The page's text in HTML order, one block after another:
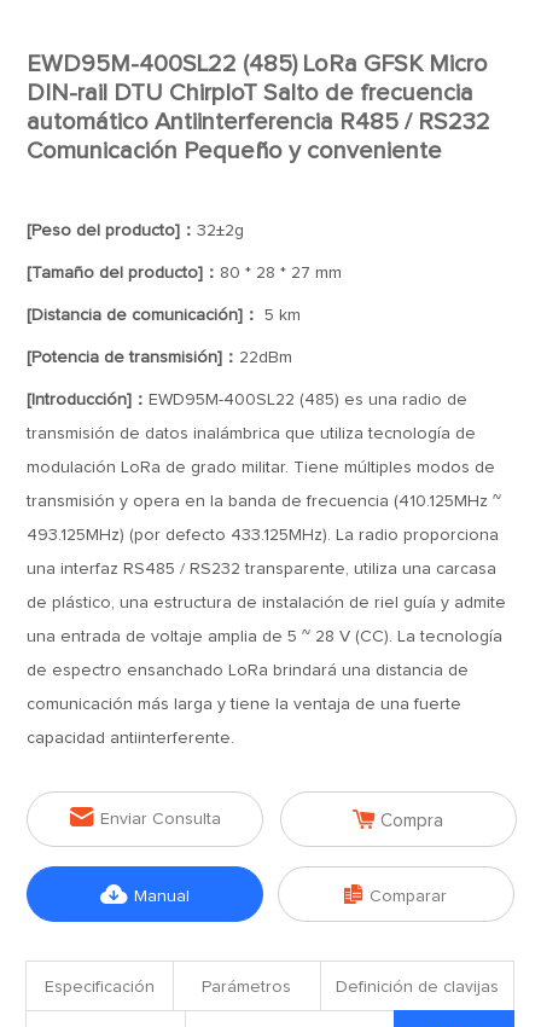
EWD95M-400SL22 (485) LoRa GFSK Micro
DIN-rail DTU ChirpIoT Salto de frecuencia
automático Antiinterferencia R485 / RS232
Comunicación Pequeño y conveniente
[Peso del producto]：32±2g
[Tamaño del producto]： 80 * 28 * 27 mm
[Distancia de comunicación]： 5 km
[Potencia de transmisión]： 22dBm
[Introducción]： EWD95M-400SL22 (485) es una radio de
transmisión de datos inalámbrica que utiliza tecnología de
modulación LoRa de grado militar. Tiene múltiples modos de
transmisión y opera en la banda de frecuencia (410.125MHz ~
493.125MHz) (por defecto 433.125MHz). La radio proporciona
una interfaz RS485 / RS232 transparente, utiliza una carcasa
de plástico, una estructura de instalación de riel guía y admite
una entrada de voltaje amplia de 5 ~ 28 V (CC). La tecnología
de espectro ensanchado LoRa brindará una distancia de
comunicación más larga y tiene la ventaja de una fuerte
capacidad antiinterferente.
 Enviar Consulta  Compra
 Manual  Comparar
Especificación Parámetros Definición de clavijas